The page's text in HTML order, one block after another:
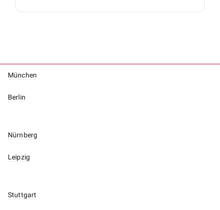
München
Berlin
Nürnberg
Leipzig
Stuttgart